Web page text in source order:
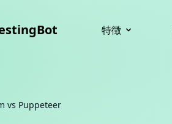
特徴
vs Puppeteer